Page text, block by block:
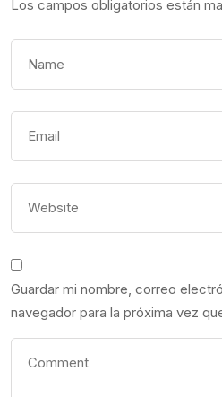
Los campos obligatorios están
Guardar mi nombre, correo
navegador para la próxima vez